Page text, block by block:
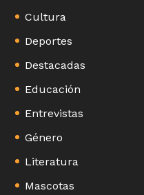
Cultura
Deportes
Destacadas
Educación
Entrevistas
Género
Literatura
Mascotas